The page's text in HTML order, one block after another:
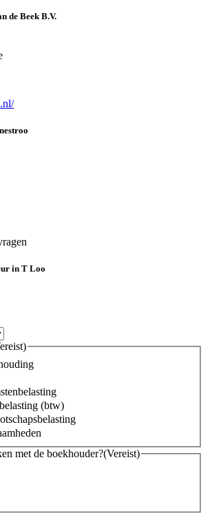
de Beek B.V.
in T Loo
(btw)
met de boekhouder?(Vereist)